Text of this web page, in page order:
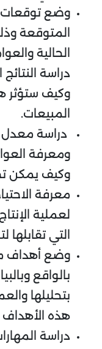
وضع توقعات
المتوقعة
الحالية
دراسة
وكيف ستؤثر
المبيعات.
دراسة معدل
ومعرفة
وكيف يمكن
معرفة
لعملية
التي تقابلها
وضع أهداف
بالواقع
بتحليلها
هذه الأهداف
دراسة